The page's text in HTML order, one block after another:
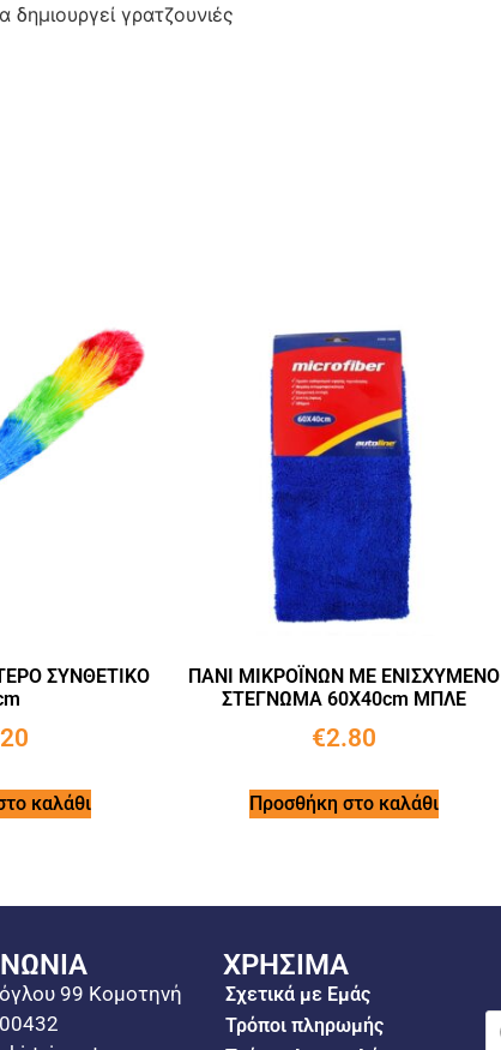
γρατζουνιές
ΣΥΝΘΕΤΙΚΟ
καλάθι
ΠΑΝΙ ΜΙΚΡΟΪΝΩΝ ΜΕ ΕΝΙΣΧΥΜΕΝΟ
ΣΤΕΓΝΩΜΑ 60X40cm ΜΠΛΕ
€2.80
Προσθήκη στο καλάθι
99 Κομοτηνή
ΧΡΗΣΙΜΑ
Σχετικά με Εμάς
Τρόποι πληρωμής